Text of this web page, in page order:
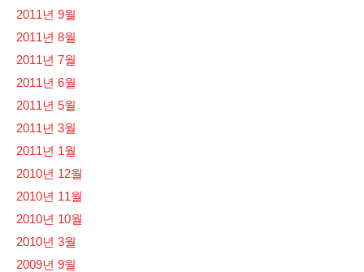
2011년 9월
2011년 8월
2011년 7월
2011년 6월
2011년 5월
2011년 3월
2011년 1월
2010년 12월
2010년 11월
2010년 10월
2010년 3월
2009년 9월